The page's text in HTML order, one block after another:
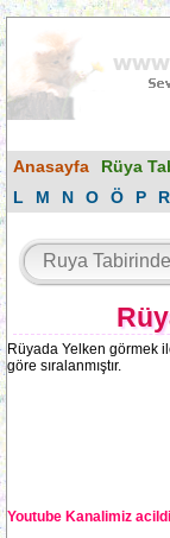
Anasayfa Rüya
L
M N O Ö P R
Rüyada Yelken görmek
göre sıralanmıştır.
Youtube Kanalimiz